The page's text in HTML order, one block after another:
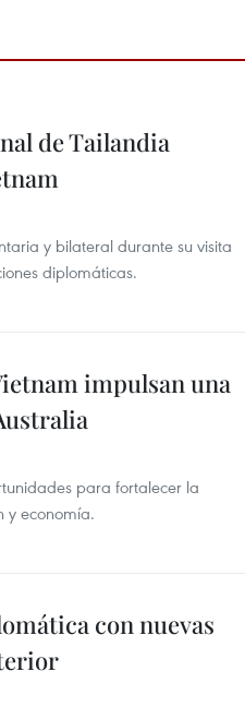
de Tailandia
y bilateral durante su visita
diplomáticas.
impulsan una
para fortalecer la
y economía.
con nuevas